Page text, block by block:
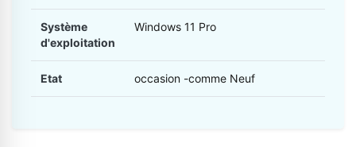
Système
d'exploitation
Windows 11 Pro
Etat occasion -comme Neuf